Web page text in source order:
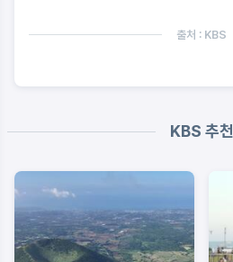
출처 : KBS
KBS 추천